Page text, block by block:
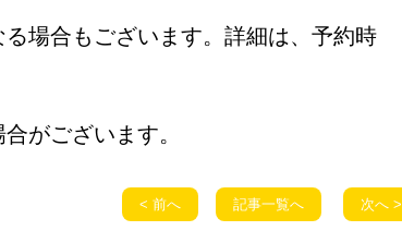
場合もございます。詳細は、予約時
がございます。
< 前へ 記事一覧へ 次へ >